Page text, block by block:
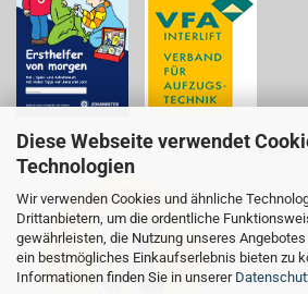
Diese Webseite verwendet
Technologien
Wir verwenden Cookies und ähnliche
Drittanbietern, um die ordentliche
gewährleisten, die Nutzung unseres
ein bestmögliches Einkaufserlebnis bieten zu
Informationen finden Sie in unserer